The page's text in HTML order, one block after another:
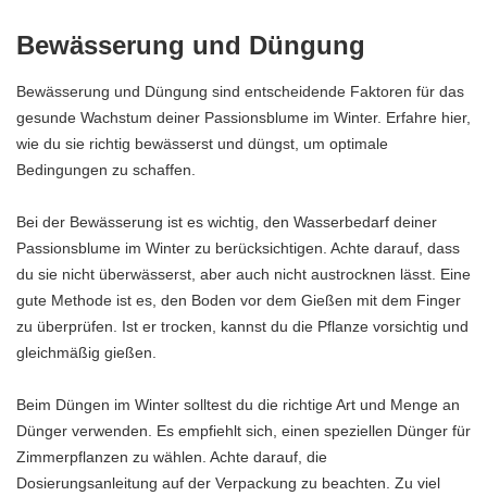
Bewässerung und Düngung
Bewässerung und Düngung sind entscheidende Faktoren für das
gesunde Wachstum deiner Passionsblume im Winter. Erfahre hier,
wie du sie richtig bewässerst und düngst, um optimale
Bedingungen zu schaffen.
Bei der Bewässerung ist es wichtig, den Wasserbedarf deiner
Passionsblume im Winter zu berücksichtigen. Achte darauf, dass
du sie nicht überwässerst, aber auch nicht austrocknen lässt. Eine
gute Methode ist es, den Boden vor dem Gießen mit dem Finger
zu überprüfen. Ist er trocken, kannst du die Pflanze vorsichtig und
gleichmäßig gießen.
Beim Düngen im Winter solltest du die richtige Art und Menge an
Dünger verwenden. Es empfiehlt sich, einen speziellen Dünger für
Zimmerpflanzen zu wählen. Achte darauf, die
Dosierungsanleitung auf der Verpackung zu beachten. Zu viel